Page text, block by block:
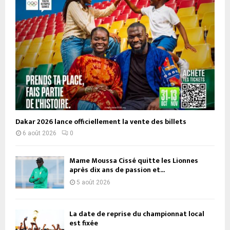
Dakar 2026 lance officiellement la vente des billets
6 août 2026 0
Mame Moussa Cissé quitte les Lionnes
après dix ans de passion et...
5 août 2026
La date de reprise du championnat local
est fixée